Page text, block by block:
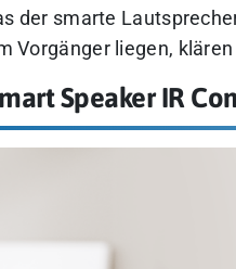
der smarte
Vorgänger liegen,
Speaker IR